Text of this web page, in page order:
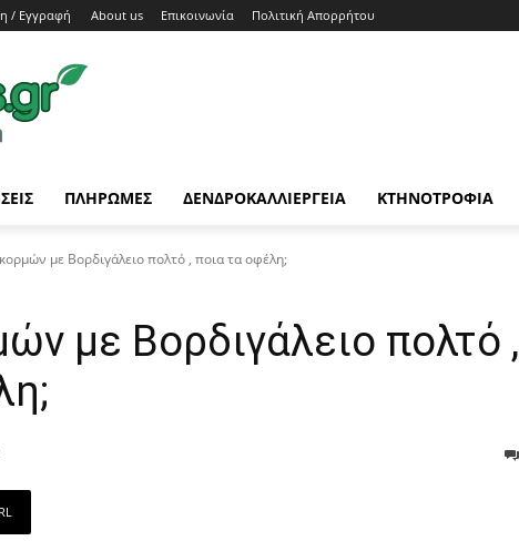
/ Εγγραφή About us Επικοινωνία Πολιτική Απορρήτου
ΠΛΗΡΩΜΕΣ ΔΕΝΔΡΟΚΑΛΛΙΕΡΓΕΙΑ ΚΤΗΝΟΤΡΟΦΙΑ
με Βορδιγάλειο πολτό , ποια τα οφέλη;
με Βορδιγάλειο πολτό ,